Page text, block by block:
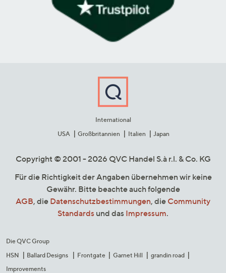
International
USA
Großbritannien Italien Japan
Copyright © 2001 - 2026 QVC Handel S.à r.l. & Co. KG
Für die Richtigkeit der Angaben übernehmen wir keine
Gewähr. Bitte beachte auch folgende
AGB, die Datenschutzbestimmungen, die Community
Standards und das Impressum.
Die QVC Group
HSN
Ballard Designs Frontgate Garnet Hill
grandin road
Improvements